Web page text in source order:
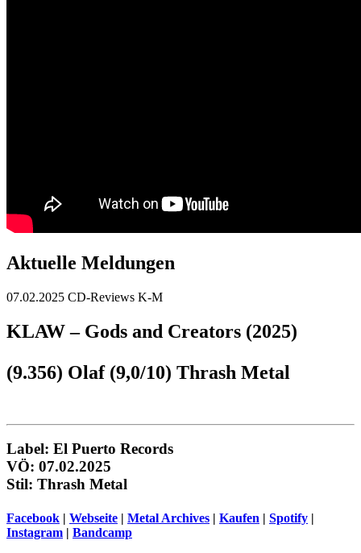
Aktuelle Meldungen
07.02.2025 CD-Reviews K-M
KLAW – Gods and Creators (2025)
(9.356) Olaf (9,0/10) Thrash Metal
Label: El Puerto Records
VÖ: 07.02.2025
Stil: Thrash Metal
Facebook | Webseite | Metal Archives | Kaufen | Spotify |
Instagram | Bandcamp